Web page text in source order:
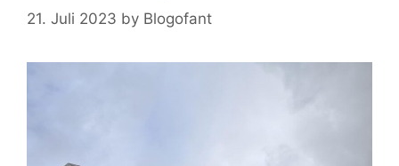
21. Juli 2023 by Blogofant